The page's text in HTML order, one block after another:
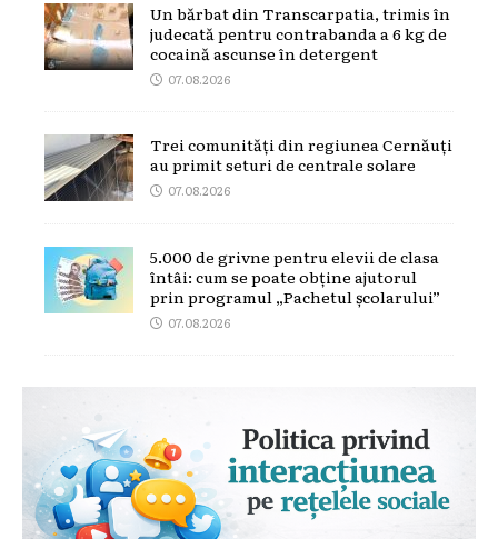
Un bărbat din Transcarpatia, trimis în
judecată pentru contrabanda a 6 kg de
cocaină ascunse în detergent
07.08.2026
Trei comunități din regiunea Cernăuți
au primit seturi de centrale solare
07.08.2026
5.000 de grivne pentru elevii de clasa
întâi: cum se poate obține ajutorul
prin programul „Pachetul școlarului”
07.08.2026